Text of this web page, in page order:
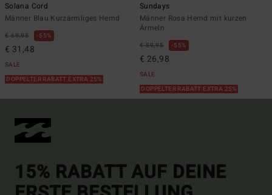
Solana Cord
Männer Blau Kurzärmliges Hemd
€ 69,95 55%
€ 31,48
SALE
DOPPELTER RABATT EXTRA 25%
Sundays
Männer Rosa Hemd mit kurzen
Ärmeln
€ 59,95 55%
€ 26,98
SALE
DOPPELTER RABATT EXTRA 25%
15% RABATT AUF DEINE